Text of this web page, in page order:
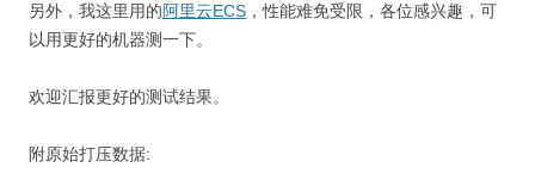
另外，我这里用的阿里云ECS ，性能难免受限，各位感兴趣，可
以用更好的机器测一下。
欢迎汇报更好的测试结果。
附原始打压数据: